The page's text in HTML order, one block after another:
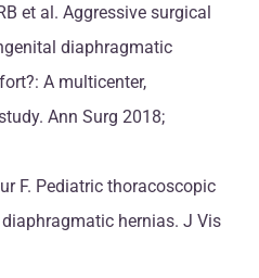
et al. Aggressive surgical
diaphragmatic
A multicenter,
Ann Surg 2018;
F. Pediatric thoracoscopic
hernias. J Vis